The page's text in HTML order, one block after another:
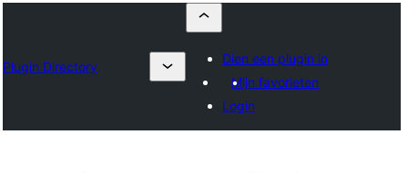
Plugin Directory
Dien een plugin in
Mijn favorieten
Login